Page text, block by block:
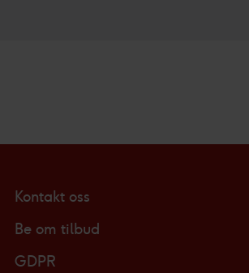
Kontakt oss
Be om tilbud
GDPR